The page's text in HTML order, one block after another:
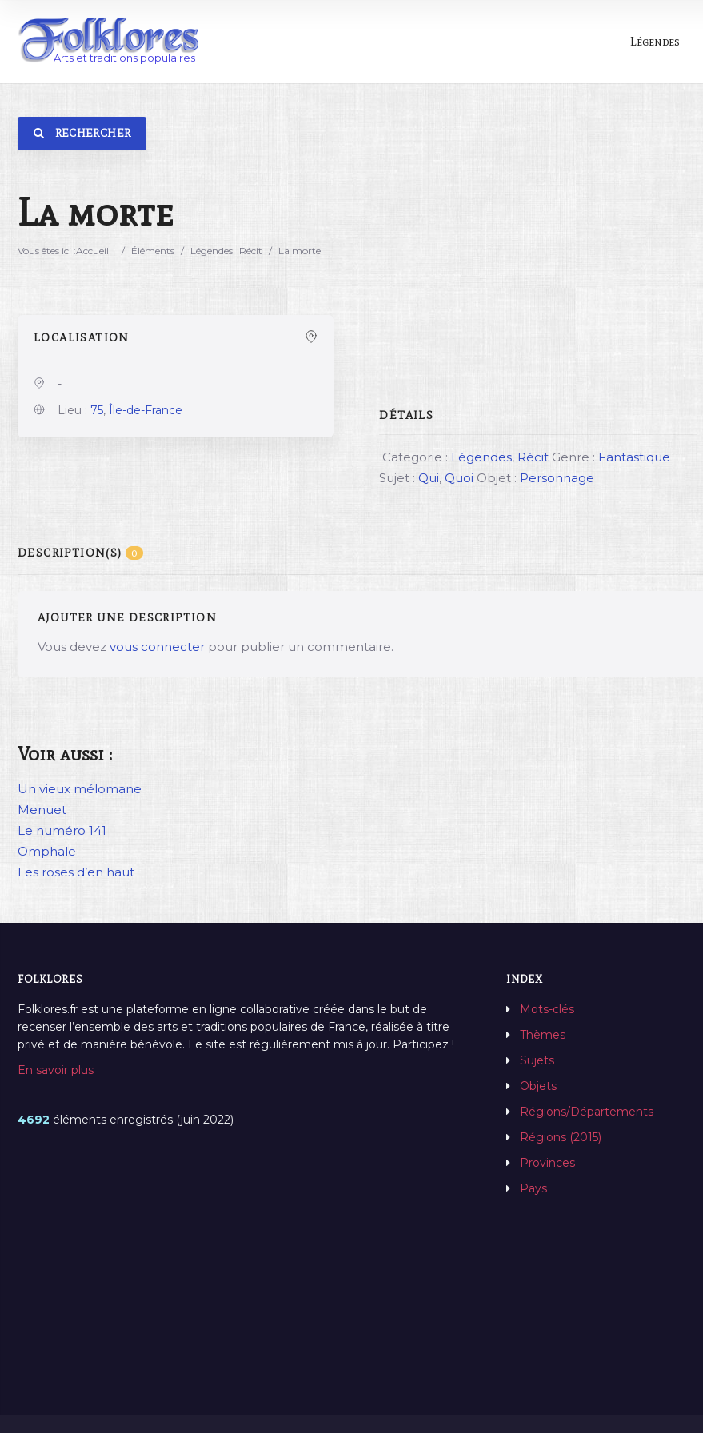
Légendes
RECHERCHER
La morte
Vous êtes ici :Accueil / Éléments / Légendes Récit / La morte
LOCALISATION
-
Lieu : 75, Île-de-France DÉTAILS
Categorie : Légendes, Récit Genre : Fantastique
Sujet : Qui,Quoi Objet : Personnage
DESCRIPTION(S) 0
AJOUTER UNE DESCRIPTION
Vous devez vous connecter pour publier un commentaire.
Voir aussi :
Un vieux mélomane
Menuet
Le numéro 141
Omphale
Les roses d’en haut
FOLKLORES
Folklores.fr est une plateforme en ligne collaborative créée dans le but de
recenser l’ensemble des arts et traditions populaires de France, réalisée à titre
privé et de manière bénévole. Le site est régulièrement mis à jour. Participez !
En savoir plus
4692 éléments enregistrés (juin 2022)
INDEX
Mots-clés
Thèmes
Sujets
Objets
Régions/Départements
Régions (2015)
Provinces
Pays